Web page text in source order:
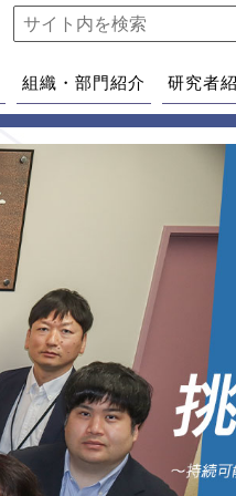
組織・部門紹介 研究者